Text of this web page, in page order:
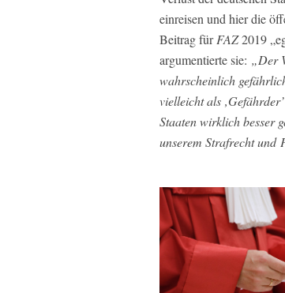
einreisen und hier die
Beitrag fürFAZ2019
argumentierte sie: „Der
wahrscheinlich
vielleicht als
Staaten wirklich besser
unserem Strafrecht und